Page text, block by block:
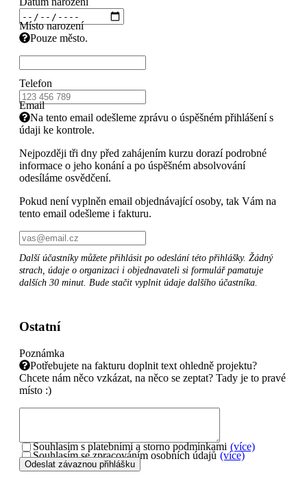
Místo narození
Pouze město.
Telefon
Email
Na tento email odešleme zprávu o úspěšném přihlášení s
údaji ke kontrole.
Nejpozději tři dny před zahájením kurzu dorazí podrobné
informace o jeho konání a po úspěšném absolvování
odesíláme osvědčení.
Pokud není vyplněn email objednávající osoby, tak Vám na
tento email odešleme i fakturu.
Další účastníky můžete přihlásit po odeslání této přihlášky. Žádný
strach, údaje o organizaci i objednavateli si formulář pamatuje
dalších 30 minut. Bude stačit vyplnit údaje dalšího účastníka.
Ostatní
Poznámka
Potřebujete na fakturu doplnit text ohledně projektu?
Chcete nám něco vzkázat, na něco se zeptat? Tady je to pravé
místo :)
Souhlasím s platebními a storno podmínkami (více)
Souhlasím se zpracováním osobních údajů (více)